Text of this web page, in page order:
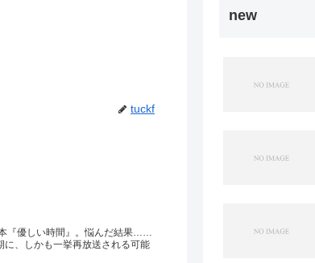
tuckf
『優しい時間』。悩んだ結果……
に、しかも一挙再放送される可能
new